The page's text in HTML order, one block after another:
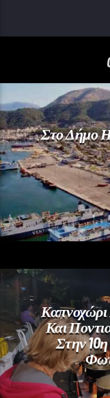
Στο Δήμο
Και
Στην